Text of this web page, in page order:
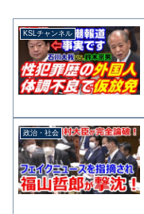
KSLチャンネル
政治・社会